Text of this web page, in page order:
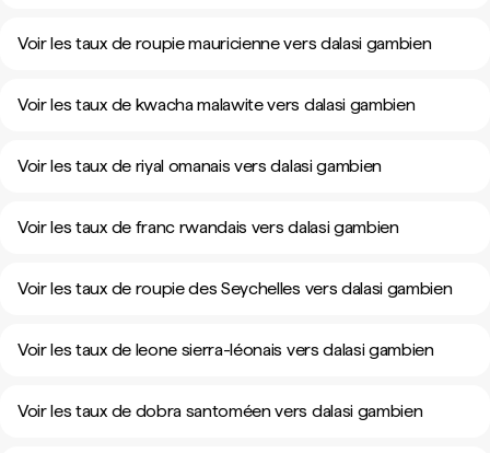
Voir les taux de roupie mauricienne vers dalasi gambien
Voir les taux de kwacha malawite vers dalasi gambien
Voir les taux de riyal omanais vers dalasi gambien
Voir les taux de franc rwandais vers dalasi gambien
Voir les taux de roupie des Seychelles vers dalasi gambien
Voir les taux de leone sierra-léonais vers dalasi gambien
Voir les taux de dobra santoméen vers dalasi gambien